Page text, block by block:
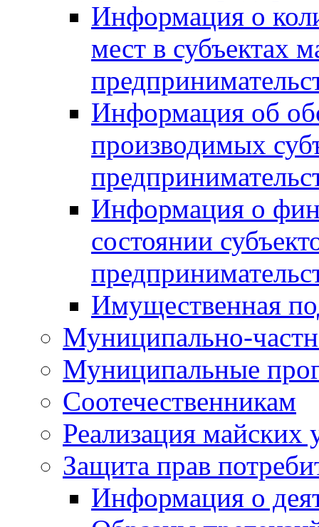
Информация о
мест в субъектах
Информация об
производимых
Информация о
состоянии
Имущественная
Муниципально-
Муниципальные
Соотечественникам
Реализация майских
Защита прав
Информация о